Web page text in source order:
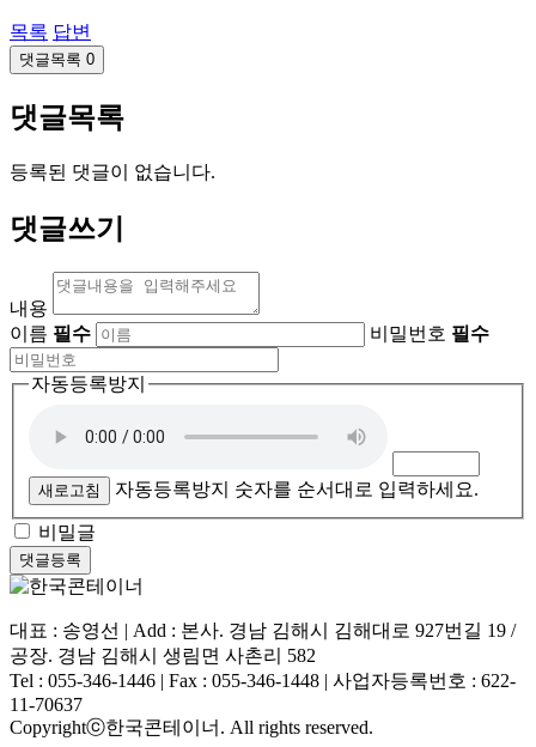
목록 답변
댓글목록 0
댓글목록
등록된 댓글이 없습니다.
댓글쓰기
내용
이름 필수 비밀번호 필수
자동등록방지
새로고침 자동등록방지 숫자를 순서대로 입력하세요.
비밀글
대표 : 송영선 | Add : 본사. 경남 김해시 김해대로 927번길 19 /
공장. 경남 김해시 생림면 사촌리 582
Tel : 055-346-1446 | Fax : 055-346-1448 | 사업자등록번호 : 622-
11-70637
Copyrightⓒ한국콘테이너. All rights reserved.